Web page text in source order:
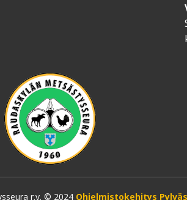
r.y. © 2024 Ohjelmistokehitys Pylväs